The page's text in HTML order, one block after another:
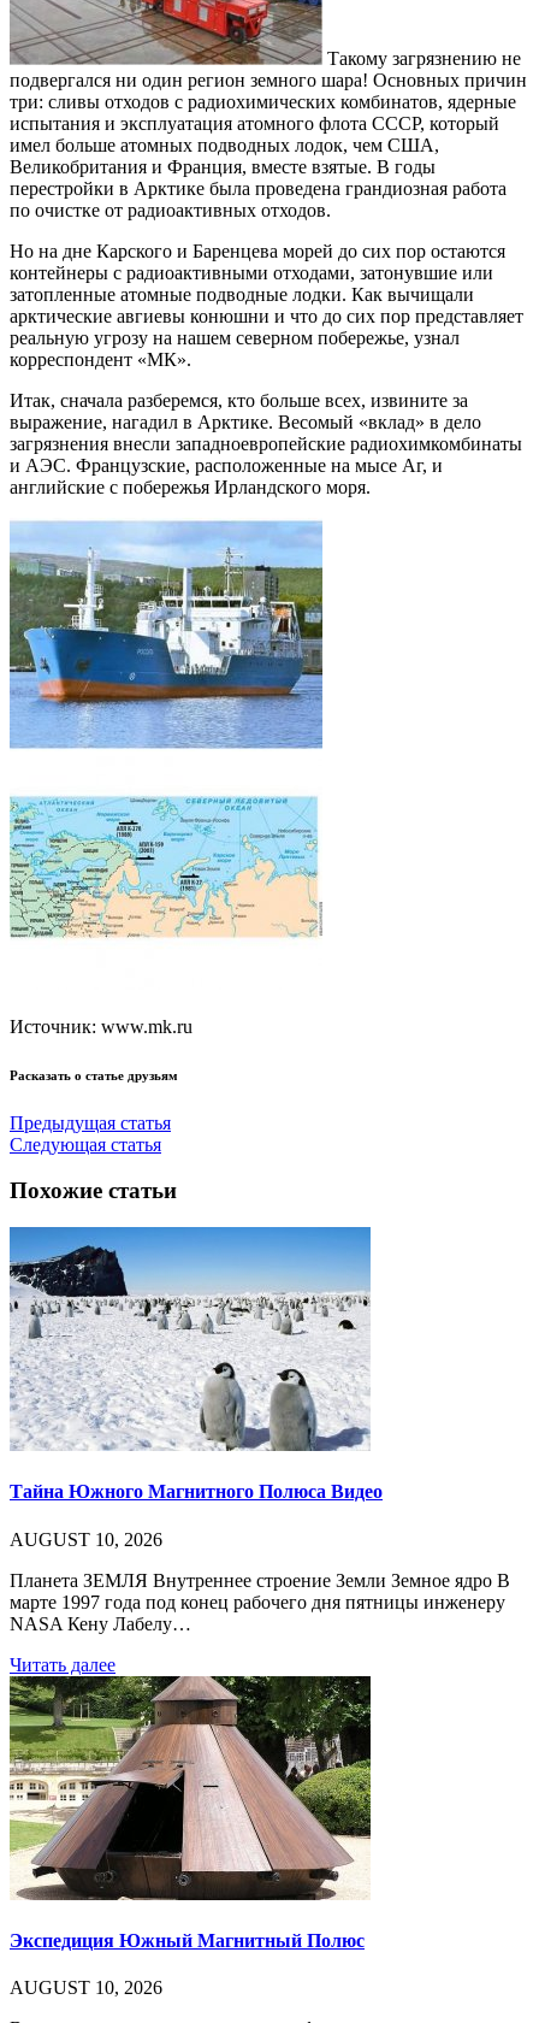
Такому загрязнению не
подвергался ни один регион земного шара! Основных причин
три: сливы отходов с радиохимических комбинатов, ядерные
испытания и эксплуатация атомного флота СССР, который
имел больше атомных подводных лодок, чем США,
Великобритания и Франция, вместе взятые. В годы
перестройки в Арктике была проведена грандиозная работа
по очистке от радиоактивных отходов.
Но на дне Карского и Баренцева морей до сих пор остаются
контейнеры с радиоактивными отходами, затонувшие или
затопленные атомные подводные лодки. Как вычищали
арктические авгиевы конюшни и что до сих пор представляет
реальную угрозу на нашем северном побережье, узнал
корреспондент «МК».
Итак, сначала разберемся, кто больше всех, извините за
выражение, нагадил в Арктике. Весомый «вклад» в дело
загрязнения внесли западноевропейские радиохимкомбинаты
и АЭС. Французские, расположенные на мысе Аг, и
английские с побережья Ирландского моря.
Источник: www.mk.ru
Расказать о статье друзьям
Предыдущая статья
Следующая статья
Похожие статьи
Тайна Южного Магнитного Полюса Видео
AUGUST 10, 2026
Планета ЗЕМЛЯ Внутреннее строение Земли Земное ядро В
марте 1997 года под конец рабочего дня пятницы инженеру
NASA Кену Лабелу…
Читать далее
Экспедиция Южный Магнитный Полюс
AUGUST 10, 2026